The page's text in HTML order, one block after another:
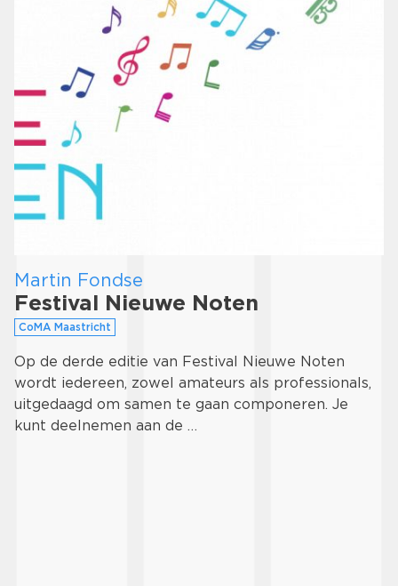
Martin Fondse
Festival Nieuwe Noten
CoMA Maastricht
Op de derde editie van Festival Nieuwe Noten
wordt iedereen, zowel amateurs als professionals,
uitgedaagd om samen te gaan componeren. Je
kunt deelnemen aan de …